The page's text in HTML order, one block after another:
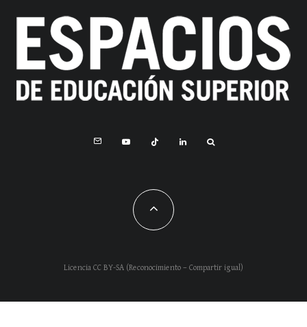
Licencia CC BY-SA (Reconocimiento – Compartir igual)